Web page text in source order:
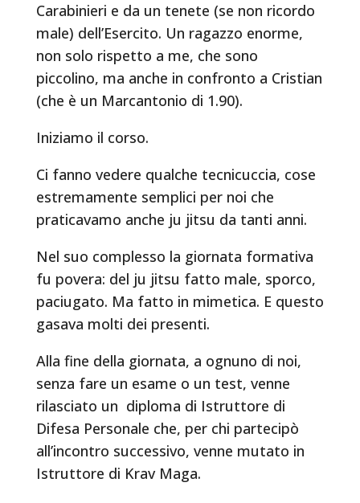
Carabinieri e da un tenete (se non ricordo
male) dell’Esercito. Un ragazzo enorme,
non solo rispetto a me, che sono
piccolino, ma anche in confronto a Cristian
(che è un Marcantonio di 1.90).
Iniziamo il corso.
Ci fanno vedere qualche tecnicuccia, cose
estremamente semplici per noi che
praticavamo anche ju jitsu da tanti anni.
Nel suo complesso la giornata formativa
fu povera: del ju jitsu fatto male, sporco,
paciugato. Ma fatto in mimetica. E questo
gasava molti dei presenti.
Alla fine della giornata, a ognuno di noi,
senza fare un esame o un test, venne
rilasciato un diploma di Istruttore di
Difesa Personale che, per chi partecipò
all’incontro successivo, venne mutato in
Istruttore di Krav Maga.